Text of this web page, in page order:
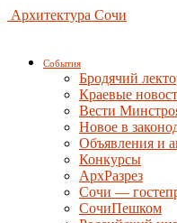
Архитектура Сочи
События
Бродячий
Краевые
Вести
Новое в
Объявления и
Конкурсы
АрхРазрез
Сочи —
СочиПешком